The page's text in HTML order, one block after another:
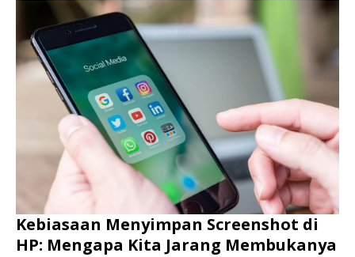
Kebiasaan Menyimpan Screenshot di
HP: Mengapa Kita Jarang Membukanya